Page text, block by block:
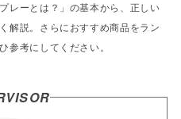
レーとは？」の基本から、正しい
解説。さらにおすすめ商品をラン
参考にしてください。